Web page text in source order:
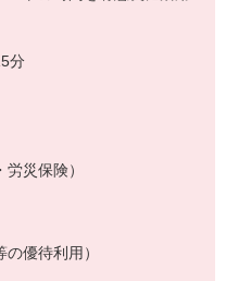
分
災保険）
優待利用）